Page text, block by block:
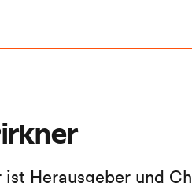
ist Herausgeber und